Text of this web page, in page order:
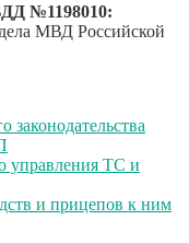
№1198010:
МВД Российской
законодательства
управления ТС и
и прицепов к ним